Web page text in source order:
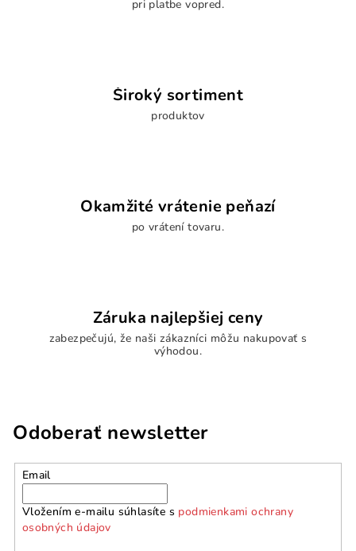
k
i
s
pri platbe vopred.
Široký sortiment
produktov
Okamžité vrátenie peňazí
po vrátení tovaru.
Záruka najlepšiej ceny
zabezpečujú, že naši zákazníci môžu nakupovať s
výhodou.
Odoberať newsletter
Email
Vložením e-mailu súhlasíte s podmienkami ochrany
osobných údajov